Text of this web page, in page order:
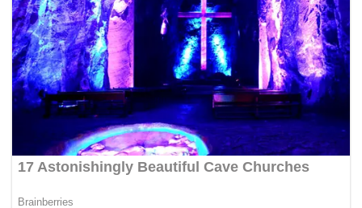
Haram 2001 (AMLATFPUAA).
Pertuduhan ini juga adalah berkaitan tangkapan ratusan
warga China di Cyberjaya.
Siasatan kes yang dilakukan Unit Jenayah Pengubahan
Wang Haram (AMLA), Bahagian Pencegahan ATIPSOM
dan AMLA, Jabatan Imigresen Malaysia (JIM) sebelum ini
menyita RM482,508.19 milik syarikat Alvin Goh.
Syarikat Alvin Goh juga didapati membenarkan imigran